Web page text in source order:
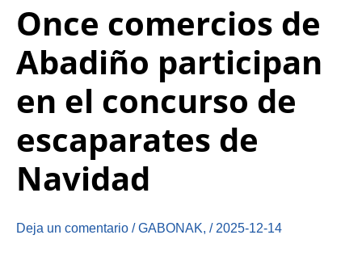
Once comercios de
Abadiño participan
en el concurso de
escaparates de
Navidad
Deja un comentario /GABONAK, / 2025-12-14